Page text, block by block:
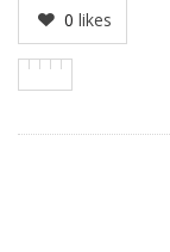
0 likes